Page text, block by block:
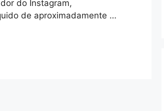
do Instagram,
de aproximadamente …